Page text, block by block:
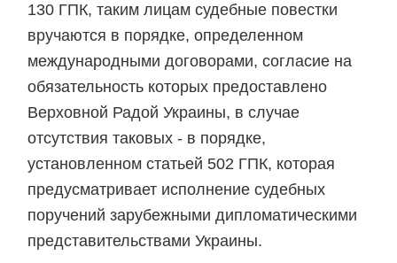
130 ГПК, таким лицам судебные повестки
вручаются в порядке, определенном
международными договорами, согласие на
обязательность которых предоставлено
Верховной Радой Украины, в случае
отсутствия таковых - в порядке,
установленном статьей 502 ГПК, которая
предусматривает исполнение судебных
поручений зарубежными дипломатическими
представительствами Украины.